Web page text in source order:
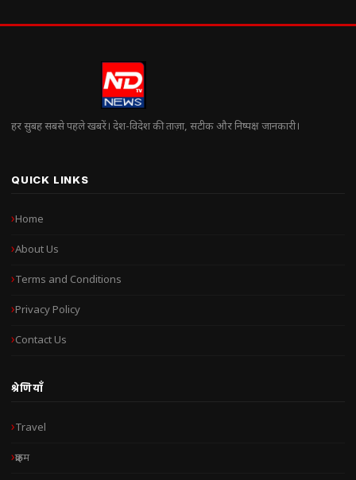
हर सुबह सबसे पहले खबरें। देश-विदेश की ताज़ा, सटीक और निष्पक्ष जानकारी।
QUICK LINKS
Home
About Us
Terms and Conditions
Privacy Policy
Contact Us
श्रेणियाँ
Travel
क्राइम